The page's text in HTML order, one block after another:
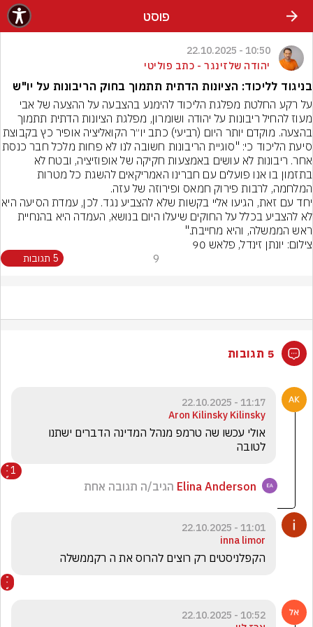
פוסט
10:50 - 22.10.2025
יהודה שלזינגר - כתב פוליטי
בניגוד לליכוד: הציונות הדתית תתמוך בחוק הריבונות על יו"ש
סיעת הליכוד כי: "סוגיית
ראש הממשלה, והיא מחייבת."
צילום: יונתן זינדל, פלאש 90
9 5 תגובות
5 תגובות
11:17 - 22.10.2025
Aron Kilinsky Kilinsky
לטובה
1
Elina Anderson הגיב/ה תגובה אחת
11:01 - 22.10.2025
inna limor
הקפלניסטים רק רוצים להרוס את ה רקממשלה
10:52 - 22.10.2025